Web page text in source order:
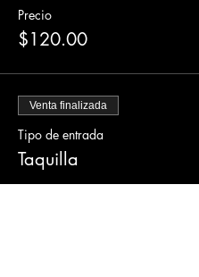
Precio
$120.00
Venta finalizada
Tipo de entrada
Taquilla